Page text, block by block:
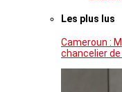
Les plus lus
Cameroun :
chancelier de